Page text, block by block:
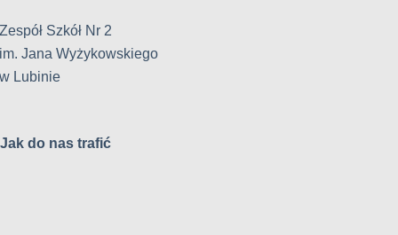
Zespół Szkół Nr 2
im. Jana Wyżykowskiego
w Lubinie
Jak do nas trafić